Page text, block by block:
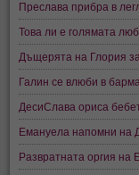
Преслава прибра в
Това ли е голямата
Дъщерята на Глория
Галин се влюби в
ДесиСлава ориса
Емануела напомни на
Развратната оргия на